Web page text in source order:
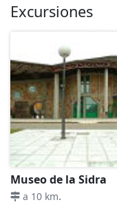
Excursiones
Museo de la Sidra
a 10 km.